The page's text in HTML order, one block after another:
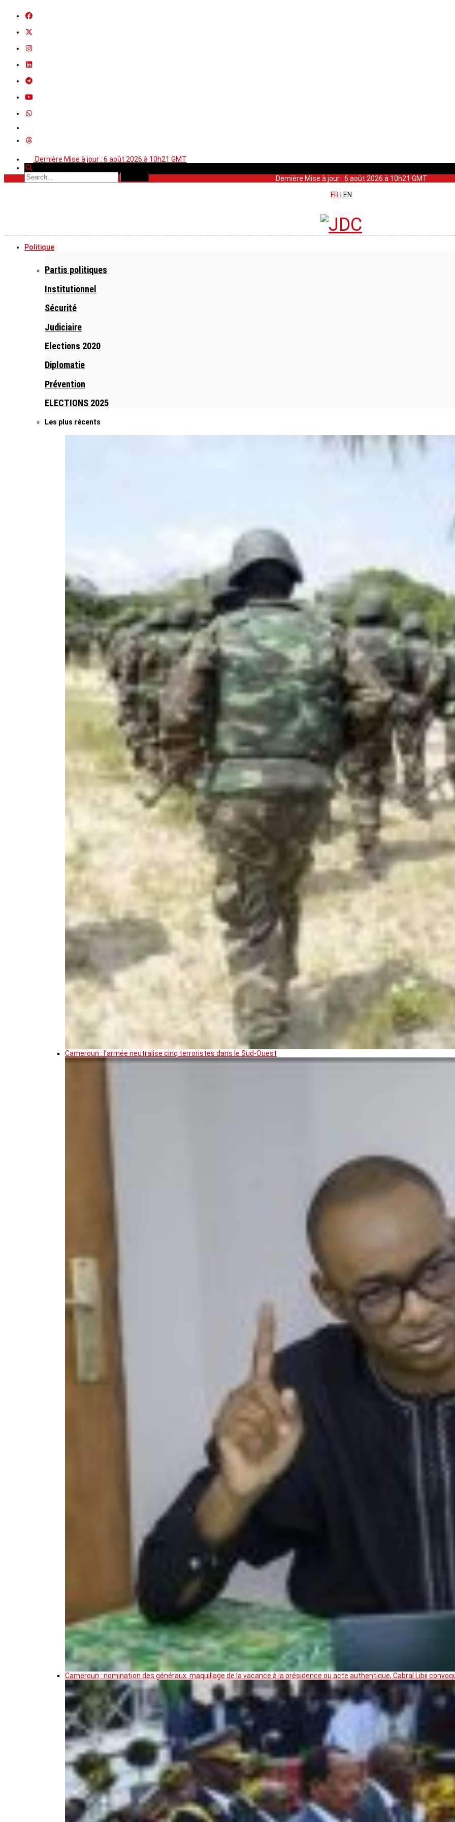
Dernière Mise à jour : 6 août 2026 à 10h21 GMT
Dernière Mise à jour : 6 août 2026 à 10h21 GMT
FR
EN
Politique
Partis politiques
Institutionnel
Sécurité
Judiciaire
Elections 2020
Diplomatie
Prévention
ELECTIONS 2025
Les plus récents
Cameroun : l’armée neutralise cinq terroristes dans le Sud-Ouest
Cameroun : nomination des généraux, maquillage de la vacance à la présidence ou acte authentique, Cabral Libii